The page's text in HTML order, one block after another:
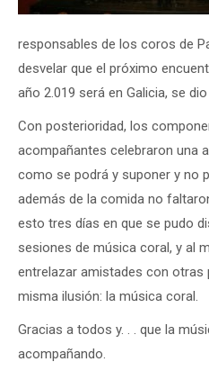
responsables de los coros de
desvelar que el próximo
año 2.019 será en Galicia, se
Con posterioridad, los
acompañantes celebraron una
como se podrá y suponer y no
además de la comida no
esto tres días en que se pudo
sesiones de música coral, y al
entrelazar amistades con otras
misma ilusión: la música coral.
Gracias a todos y. . . que la
acompañando.